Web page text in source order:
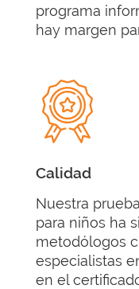
programa
hay margen
Calidad
Nuestra
para niños ha
metodólogos
especialistas
en el